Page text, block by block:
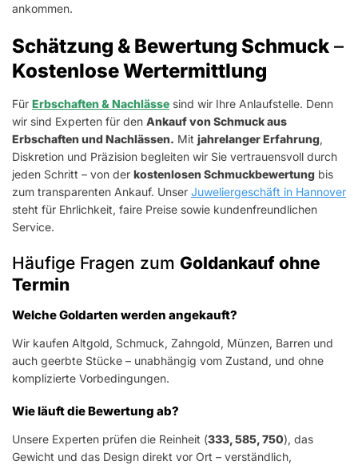
ankommen.
Schätzung & Bewertung Schmuck –
Kostenlose Wertermittlung
Für Erbschaften & Nachlässe sind wir Ihre Anlaufstelle. Denn
wir sind Experten für den Ankauf von Schmuck aus
Erbschaften und Nachlässen. Mit jahrelanger Erfahrung,
Diskretion und Präzision begleiten wir Sie vertrauensvoll durch
jeden Schritt – von der kostenlosen Schmuckbewertung bis
zum transparenten Ankauf. Unser Juweliergeschäft in Hannover
steht für Ehrlichkeit, faire Preise sowie kundenfreundlichen
Service.
Häufige Fragen zum Goldankauf ohne
Termin
Welche Goldarten werden angekauft?
Wir kaufen Altgold, Schmuck, Zahngold, Münzen, Barren und
auch geerbte Stücke – unabhängig vom Zustand, und ohne
komplizierte Vorbedingungen.
Wie läuft die Bewertung ab?
Unsere Experten prüfen die Reinheit (333, 585, 750), das
Gewicht und das Design direkt vor Ort – verständlich,